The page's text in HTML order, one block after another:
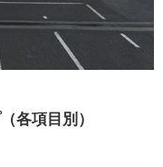
各項目別）